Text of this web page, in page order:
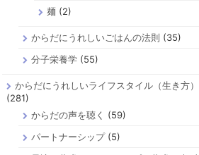
麺 (2)
からだにうれしいごはんの法則 (35)
分子栄養学(55)
からだにうれしいライフスタイル（生き方）
(281)
からだの声を聴く
(59)
パートナーシップ(5)